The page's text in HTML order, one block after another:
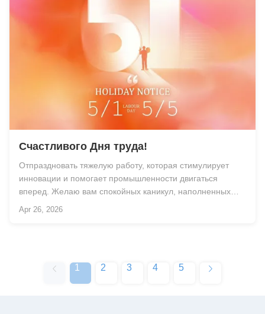
Счастливого Дня труда!
Отпраздновать тяжелую работу, которая стимулирует
инновации и помогает промышленности двигаться
вперед. Желаю вам спокойных каникул, наполненных
радостью, отдыхом и хорошими моментами....
Apr 26, 2026
1 2 3 4 5